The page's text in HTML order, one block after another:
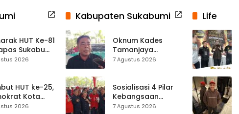
HUT Ke-81
Sukabumi
Gelar Pekan
2026
HUT ke-25,
Kota
2026
Kabupaten Sukabumi
Oknum Kades
Tamanjaya
Terjerat Kasus
Seleksi Calon
Kades Diperketat
7 Agustus 2026
Sosialisasi 4 Pilar
Kebangsaan
Digelar di
7 Agustus 2026
Life